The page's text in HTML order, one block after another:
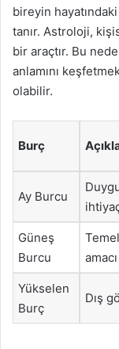
bireyin
tanır. Astroloji,
bir araçtır. Bu
anlamını
olabilir.
Burç
Ay Burcu
Güneş
Burcu
amacı
Yükselen
Burç
Dış